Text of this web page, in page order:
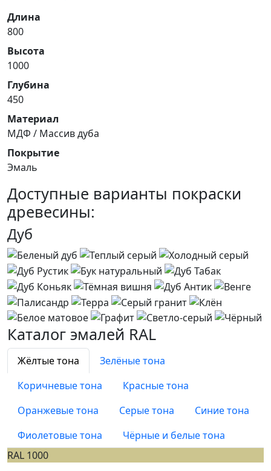
Длина
800
Высота
1000
Глубина
450
Материал
МДФ / Массив дуба
Покрытие
Эмаль
Доступные варианты покраски
древесины:
Дуб
Каталог эмалей RAL
Жёлтые тона
Зелёные тона
Коричневые тона
Красные тона
Оранжевые тона
Серые тона
Синие тона
Фиолетовые тона
Чёрные и белые тона
RAL 1000